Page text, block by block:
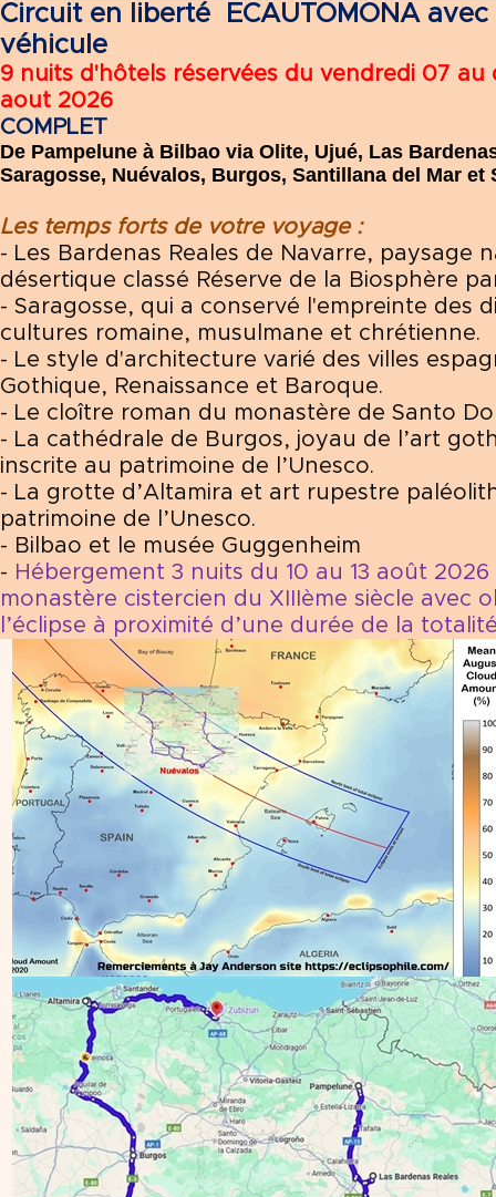
Circuit en liberté
ECAUTOMONA
véhicule
9 nuits d'hôtels réservées du vendredi 07 au
aout 2026
COMPLET
De Pampelune à Bilbao via Olite, Ujué, Las
Saragosse, Nuévalos, Burgos, Santillana del Mar et
Les temps forts de votre voyage :
- Les Bardenas Reales de Navarre, paysage
désertique classé Réserve de la Biosphère par
- Saragosse, qui a conservé l'empreinte des
cultures romaine, musulmane et chrétienne.
- Le style d'architecture varié des villes
Gothique, Renaissance et Baroque.
- Le cloître roman du monastère de Santo
- La cathédrale de Burgos, joyau de l’art
inscrite au patrimoine de l’Unesco.
- La grotte d’Altamira et art rupestre
patrimoine de l’Unesco.
- Bilbao et le musée Guggenheim
- Hébergement 3 nuits du 10 au 13 août 2026
monastère cistercien du XIIIème siècle avec
l’éclipse à proximité d’une durée de la